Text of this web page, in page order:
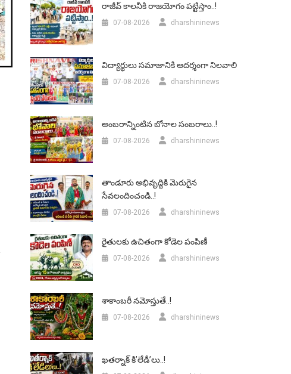
రాజీవ్ కాలనీకి రాజయోగం పట్టిస్తాం..!
07-08-2026 dharshininews
విద్యార్థులు సమాజానికి ఆదర్శంగా నిలవాలి
07-08-2026 dharshininews
అంబరాన్నింటిన బోనాల సంబరాలు..!
07-08-2026 dharshininews
తాండూరు అభివృద్దికి మెరుగైన
సేవలందించండి..!
07-08-2026 dharshininews
రైతులకు ఉచితంగా కోడెల పంపిణీ
07-08-2026 dharshininews
శాకాంబరీ నమోస్తుతే..!
07-08-2026 dharshininews
ఖతర్నాక్ కి’లేడీ’లు..!